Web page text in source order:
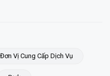
Đơn Vị Cung Cấp Dịch Vụ